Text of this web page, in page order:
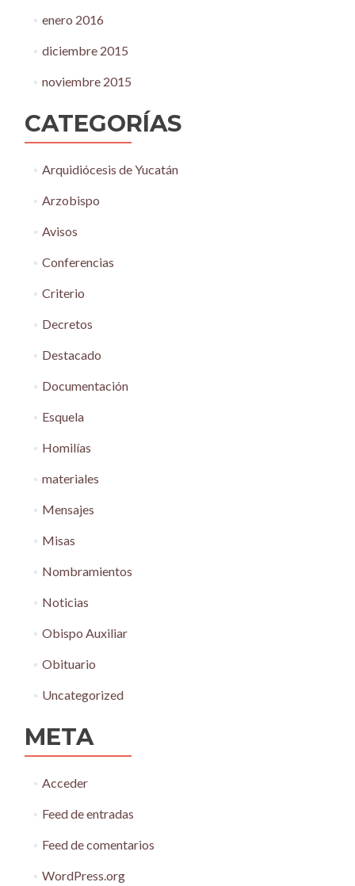
enero 2016
diciembre 2015
noviembre 2015
CATEGORÍAS
Arquidiócesis de Yucatán
Arzobispo
Avisos
Conferencias
Criterio
Decretos
Destacado
Documentación
Esquela
Homilías
materiales
Mensajes
Misas
Nombramientos
Noticias
Obispo Auxiliar
Obituario
Uncategorized
META
Acceder
Feed de entradas
Feed de comentarios
WordPress.org